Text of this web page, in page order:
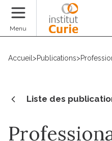
Menu
Accueil >Publications>
Liste des